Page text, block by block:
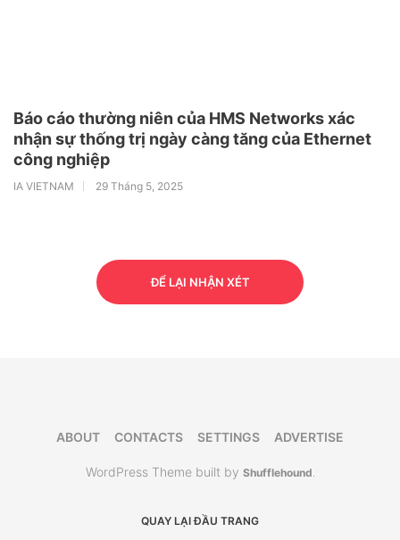
Báo cáo thường niên của HMS Networks xác
nhận sự thống trị ngày càng tăng của Ethernet
công nghiệp
IA VIETNAM 29 Tháng 5, 2025
ĐỂ LẠI NHẬN XÉT
ABOUT CONTACTS SETTINGS ADVERTISE
WordPress Theme built by Shufflehound.
QUAY LẠI ĐẦU TRANG